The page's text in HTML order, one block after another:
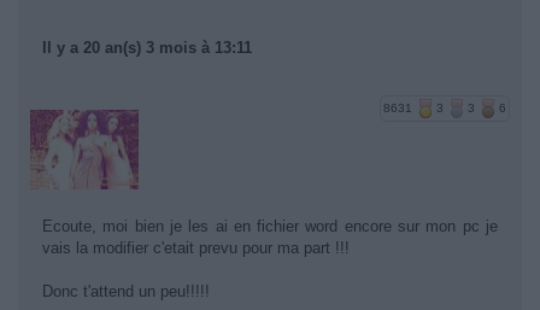
Il y a 20 an(s) 3 mois à 13:11
8631 3 3 6
Ecoute, moi bien je les ai en fichier word encore sur mon pc je
vais la modifier c'etait prevu pour ma part !!!
Donc t'attend un peu!!!!!